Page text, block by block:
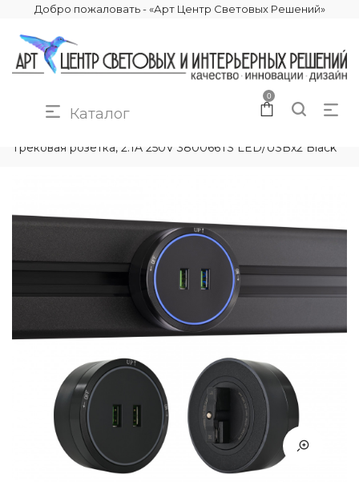
Добро пожаловать - «Арт Центр Световых Решений»
Каталог
0
Трековая розетка, 2.1A 250V 380066TS LED/USBx2 Black